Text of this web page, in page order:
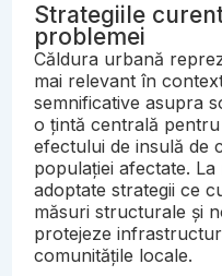
Strategiile
problemei
Căldura urbană
mai relevant în
semnificative asupra
o țintă centrală
efectului de insulă de
populației afectate.
adoptate strategii ce
măsuri structurale și
protejeze
comunitățile locale.